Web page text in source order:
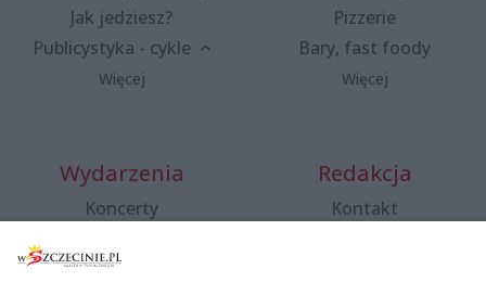
Jak jedziesz?
Publicystyka - cykle
Więcej
Pizzerie
Bary, fast foody
Więcej
Wydarzenia
Koncerty
Spacery i oprowadzania
Redakcja
Kontakt